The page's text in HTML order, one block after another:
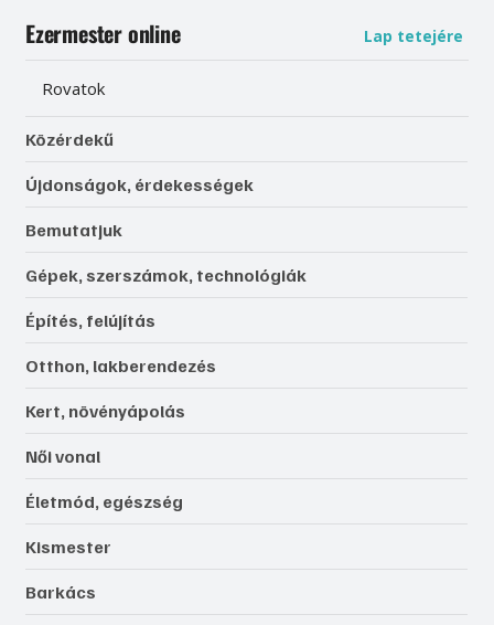
Ezermester online Lap tetejére
Rovatok
Közérdekű
Újdonságok, érdekességek
Bemutatjuk
Gépek, szerszámok, technológiák
Építés, felújítás
Otthon, lakberendezés
Kert, növényápolás
Női vonal
Életmód, egészség
Kismester
Barkács